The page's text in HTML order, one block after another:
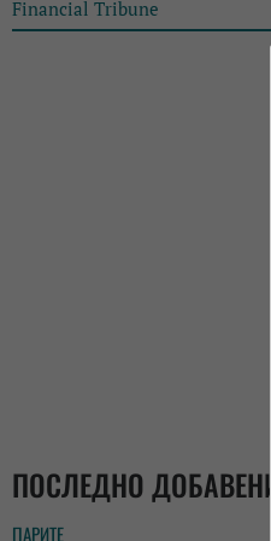
Financial Tribune
ПОСЛЕДНО ДОБАВЕНИ
ПАРИТЕ